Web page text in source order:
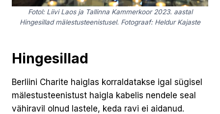
Fotol: Liivi Laos ja Tallinna Kammerkoor 2023. aastal
Hingesillad mälestusteenistusel. Fotograaf: Heldur Kajaste
Hingesillad
Berliini Charite haiglas korraldatakse igal sügisel
mälestusteenistust haigla kabelis nendele seal
vähiravil olnud lastele, keda ravi ei aidanud.